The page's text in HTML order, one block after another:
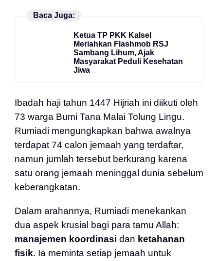
Baca Juga:
Ketua TP PKK Kalsel
Meriahkan Flashmob RSJ
Sambang Lihum, Ajak
Masyarakat Peduli Kesehatan
Jiwa
Ibadah haji tahun 1447 Hijriah ini diikuti oleh
73 warga Bumi Tana Malai Tolung Lingu.
Rumiadi mengungkapkan bahwa awalnya
terdapat 74 calon jemaah yang terdaftar,
namun jumlah tersebut berkurang karena
satu orang jemaah meninggal dunia sebelum
keberangkatan.
Dalam arahannya, Rumiadi menekankan
dua aspek krusial bagi para tamu Allah:
manajemen koordinasi dan ketahanan
fisik. Ia meminta setiap jemaah untuk